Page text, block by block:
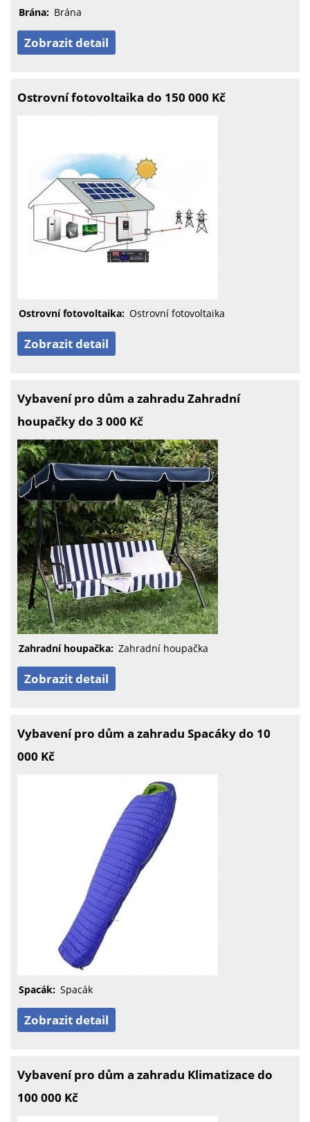
Brána: Brána
Zobrazit detail
Ostrovní fotovoltaika do 150 000 Kč
Ostrovní fotovoltaika: Ostrovní fotovoltaika
Zobrazit detail
Vybavení pro dům a zahradu Zahradní
houpačky do 3 000 Kč
Zahradní houpačka: Zahradní houpačka
Zobrazit detail
Vybavení pro dům a zahradu Spacáky do 10
000 Kč
Spacák: Spacák
Zobrazit detail
Vybavení pro dům a zahradu Klimatizace do
100 000 Kč